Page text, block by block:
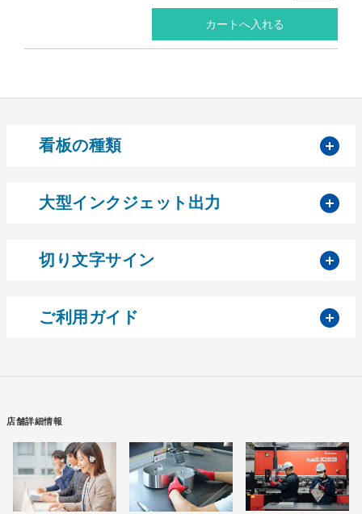
看板の種類
大型インクジェット出力
切り文字サイン
ご利用ガイド
店舗詳細情報